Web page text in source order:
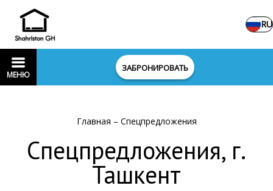
RU
МЕНЮ
ЗАБРОНИРОВАТЬ
Главная – Спецпредложения
Спецпредложения, г.
Ташкент